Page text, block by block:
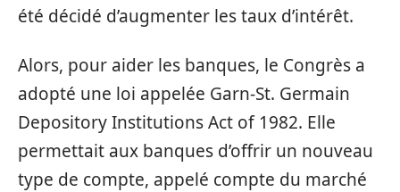
été décidé d’augmenter les taux d’intérêt.
Alors, pour aider les banques, le Congrès a
adopté une loi appelée Garn-St. Germain
Depository Institutions Act of 1982. Elle
permettait aux banques d’offrir un nouveau
type de compte, appelé compte du marché